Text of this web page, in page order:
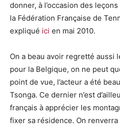
donner, à l’occasion des
la Fédération Française de
expliqué ici en mai 2010.
On a beau avoir regretté aussi
pour la Belgique, on ne peut
point de vue, l’acteur a été
Tsonga. Ce dernier n’est
français à apprécier les
fixer sa résidence. On